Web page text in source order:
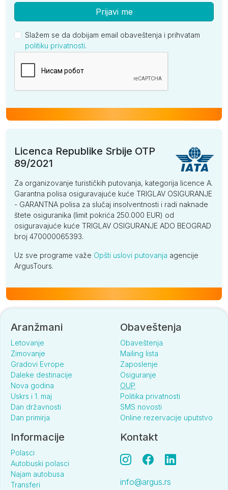
Prijavi me
Slažem se da dobijam email obaveštenja i prihvatam
politiku privatnosti.
Licenca Republike Srbije OTP
89/2021
Za organizovanje turističkih putovanja, kategorija licence A.
Garantna polisa osiguravajuće kuće TRIGLAV OSIGURANJE
- GARANTNA polisa za slučaj insolventnosti i radi naknade
štete osiguranika (limit pokrića 250.000 EUR) od
osiguravajuće kuće TRIGLAV OSIGURANJE ADO BEOGRAD
broj 470000065393.
Uz sve programe važe Opšti uslovi putovanja agencije
ArgusTours.
Aranžmani
Letovanje
Zimovanje
Gradovi Evrope
Daleke destinacije
Nova godina
Uskrs i 1. maj
Dan državnosti
Dan primirja
Obaveštenja
Obaveštenja
Mailing lista
Zaposlenje
Osiguranje
OUP
Politika privatnosti
SMS novosti
Online rezervacije uputstvo
Informacije
Polasci
Autobuski polasci
Najam autobusa
Transferi
Kontakt
info@argus.rs